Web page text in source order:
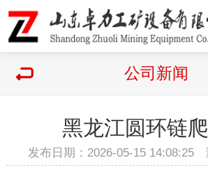
公司新闻
黑龙江圆环链
发布日期：2026-05-15 14:08:25